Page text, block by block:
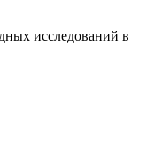
исследований в